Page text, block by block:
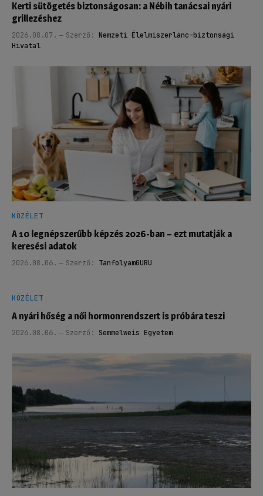
Kerti sütögetés biztonságosan: a Nébih tanácsai nyári
grillezéshez
2026.08.07. Szerző: Nemzeti Élelmiszerlánc-biztonsági
Hivatal
KÖZÉLET
A 10 legnépszerűbb képzés 2026-ban – ezt mutatják a
keresési adatok
2026.08.06. Szerző: TanfolyamGURU
KÖZÉLET
A nyári hőség a női hormonrendszert is próbára teszi
2026.08.06. Szerző: Semmelweis Egyetem